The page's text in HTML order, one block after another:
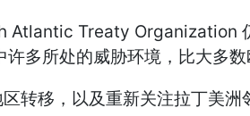
Atlantic Treaty Organization
多所处的威胁环境，比大多数
转移，以及重新关注拉丁美